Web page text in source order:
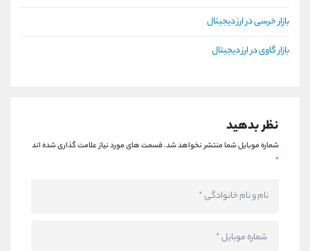
بازار خرسی در ارز دیجیتال
بازار گاوی در ارز دیجیتال
نظر بدهید
شماره موبایل شما منتشر نخواهد شد.قسمت های مورد نیاز علامت گذاری شده اند
*